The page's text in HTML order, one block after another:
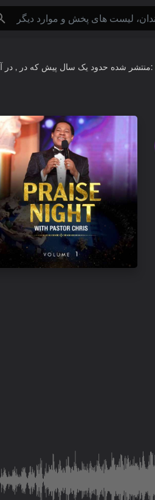
منتشر شده حدود یک سال پیش که در , در آلبوم: